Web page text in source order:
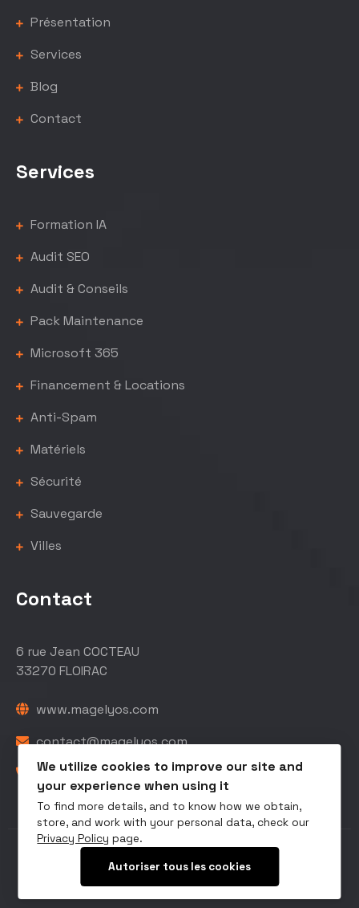
Présentation
Services
Blog
Contact
Services
Formation IA
Audit SEO
Audit & Conseils
Pack Maintenance
Microsoft 365
Financement & Locations
Anti-Spam
Matériels
Sécurité
Sauvegarde
Villes
Contact
6 rue Jean COCTEAU
33270 FLOIRAC
www.magelyos.com
contact@magelyos.com
05 56 40 48 78
Copyright © 2026 Maintenance Informatique
Bordeaux |Mentions Légales
We utilize cookies to improve our site and
your experience when using it
To find more details, and to know how we obtain,
store, and work with your personal data, check our
Privacy Policy page.
Autoriser tous les cookies